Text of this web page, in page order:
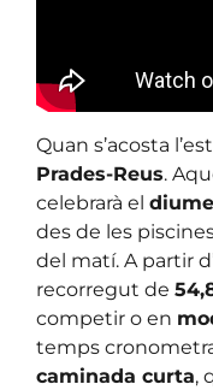
Quan s’acosta
Prades-Reus.
celebrarà el
des de les
del matí. A partir
recorregut de
competir o en
temps
caminada curta,